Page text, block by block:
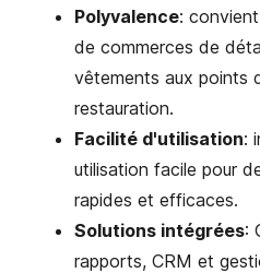
Polyvalence:
de commerces de
vêtements aux points
restauration.
Facilité d'utilisation:
utilisation facile pour
rapides et efficaces.
Solutions intégrées:
rapports, CRM et